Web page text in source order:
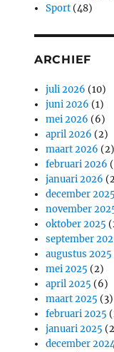
Sport (48)
ARCHIEF
juli 2026 (10)
juni 2026 (1)
mei 2026 (6)
april 2026 (2)
maart 2026 (2)
februari 2026
januari 2026
december 2025
november
oktober 2025
september
augustus 2025
mei 2025 (2)
april 2025 (6)
maart 2025 (3)
februari 2025
januari 2025
december